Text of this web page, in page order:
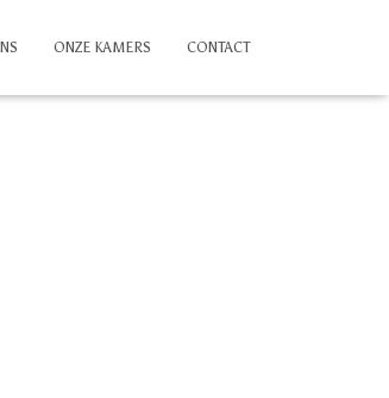
ONZE KAMERS CONTACT